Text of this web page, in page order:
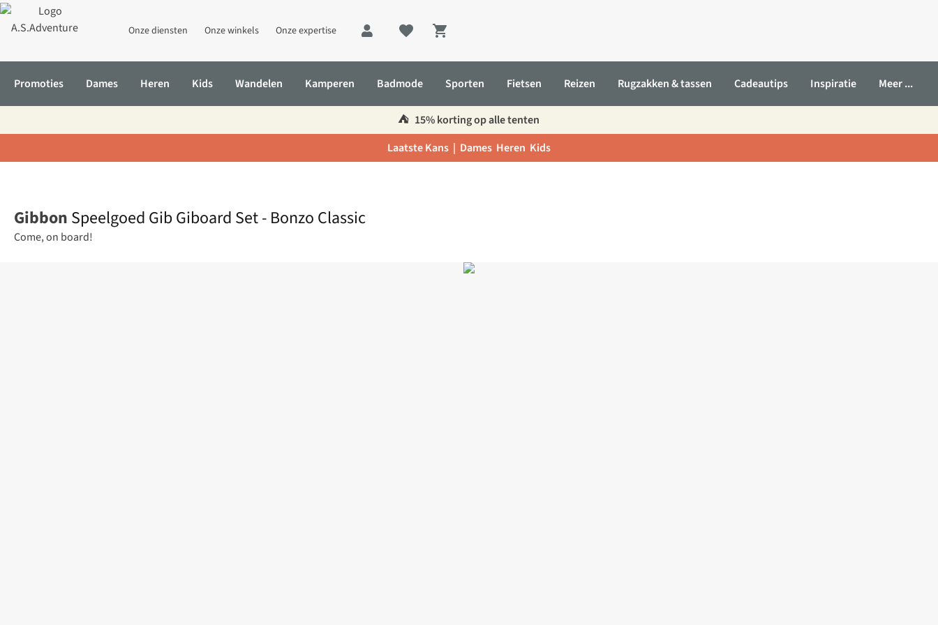
Onze diensten Onze winkels Onze expertise
Shopping cart
Promoties Dames Heren Kids Wandelen Kamperen Badmode Sporten Fietsen Reizen Rugzakken & tassen Cadeautips Inspiratie Meer ...
⛺️ 15% korting op alle tenten
Laatste Kans | Dames Heren Kids
Gibbon Speelgoed Gib Giboard Set - Bonzo Classic
Come, on board!